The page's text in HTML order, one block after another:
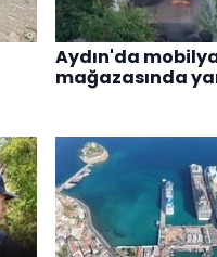
Aydın'da
mağazasında